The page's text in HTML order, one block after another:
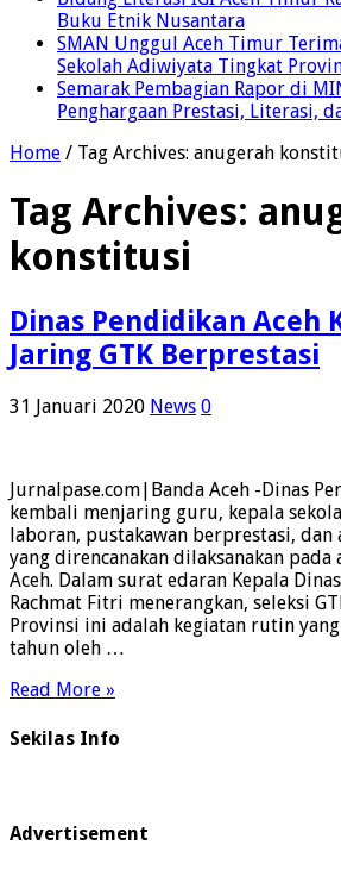
Buku Etnik Nusantara
SMAN Unggul Aceh Timur
Sekolah Adiwiyata Tingkat
Semarak Pembagian Rapor di
Penghargaan Prestasi, Literasi,
Home / Tag Archives: anugerah
Tag Archives:
konstitusi
Dinas Pendidikan Aceh
Jaring GTK Berprestasi
31 Januari 2020 News 0
Jurnalpase.com|Banda Aceh -Dinas
kembali menjaring guru, kepala
laboran, pustakawan berprestasi,
yang direncanakan dilaksanakan
Aceh. Dalam surat edaran Kepala
Rachmat Fitri menerangkan, seleksi
Provinsi ini adalah kegiatan rutin
tahun oleh …
Read More »
Sekilas Info
Advertisement